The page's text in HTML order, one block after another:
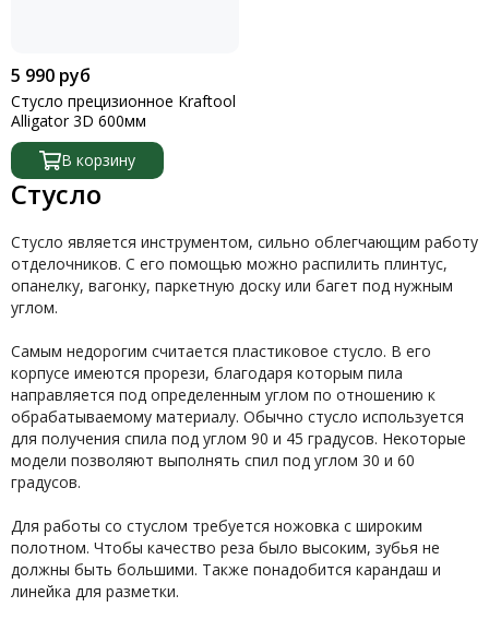
Труборезы
Шило
Щипцы
Щетки
5 990 руб
Стусло прецизионное Kraftool
Alligator 3D 600мм
В корзину
Стусло
Стусло является инструментом, сильно облегчающим работу
отделочников. С его помощью можно распилить плинтус,
опанелку, вагонку, паркетную доску или багет под нужным
углом.
Самым недорогим считается пластиковое стусло. В его
корпусе имеются прорези, благодаря которым пила
направляется под определенным углом по отношению к
обрабатываемому материалу. Обычно стусло используется
для получения спила под углом 90 и 45 градусов. Некоторые
модели позволяют выполнять спил под углом 30 и 60
градусов.
Для работы со стуслом требуется ножовка с широким
полотном. Чтобы качество реза было высоким, зубья не
должны быть большими. Также понадобится карандаш и
линейка для разметки.